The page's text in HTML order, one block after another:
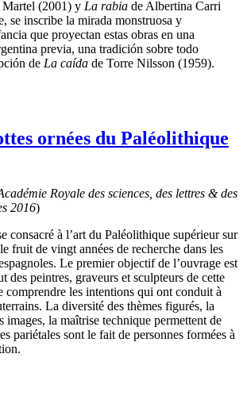
(2001) y La rabia de Albertina Carri
se inscribe la mirada monstruosa y
que proyectan estas obras en una
previa, una tradición sobre todo
de La caída de Torre Nilsson (1959).
ornées du Paléolithique
Royale des sciences, des lettres & des
2016)
consacré à l’art du Paléolithique supérieur sur
fruit de vingt années de recherche dans les
Le premier objectif de l’ouvrage est
des peintres, graveurs et sculpteurs de cette
comprendre les intentions qui ont conduit à
La diversité des thèmes figurés, la
images, la maîtrise technique permettent de
pariétales sont le fait de personnes formées à